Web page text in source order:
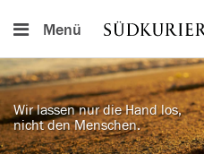
Menü
Wir lassen nur die Hand los,
nicht den Menschen.